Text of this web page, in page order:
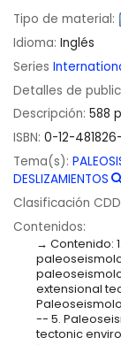
Tipo de material:
Idioma: Inglés
Series
Detalles de
Descripción: 588
ISBN: 0-12-
Tema(s):
DESLIZAMIENTOS
Clasificación
Contenidos:
Contenido:
extensional
-- 5.
tectonic